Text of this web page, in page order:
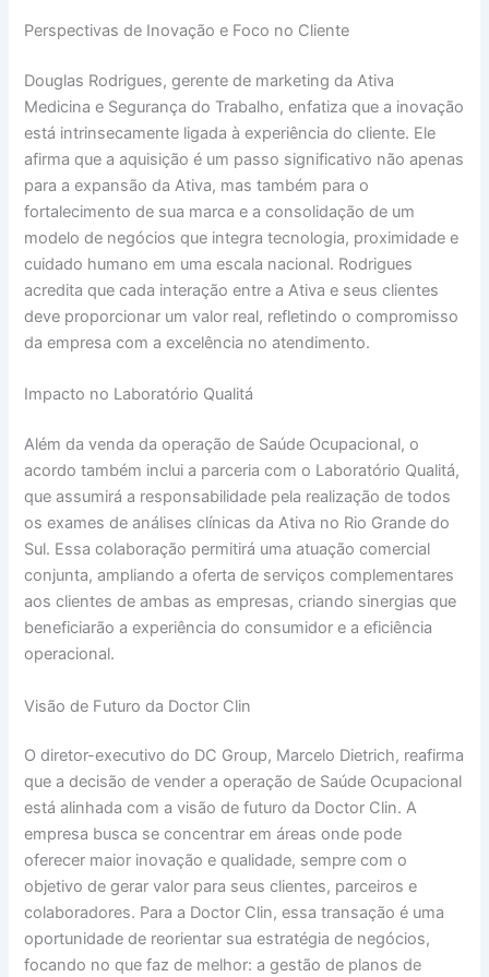
Perspectivas de Inovação e Foco no Cliente
Douglas Rodrigues, gerente de marketing da Ativa
Medicina e Segurança do Trabalho, enfatiza que a inovação
está intrinsecamente ligada à experiência do cliente. Ele
afirma que a aquisição é um passo significativo não apenas
para a expansão da Ativa, mas também para o
fortalecimento de sua marca e a consolidação de um
modelo de negócios que integra tecnologia, proximidade e
cuidado humano em uma escala nacional. Rodrigues
acredita que cada interação entre a Ativa e seus clientes
deve proporcionar um valor real, refletindo o compromisso
da empresa com a excelência no atendimento.
Impacto no Laboratório Qualitá
Além da venda da operação de Saúde Ocupacional, o
acordo também inclui a parceria com o Laboratório Qualitá,
que assumirá a responsabilidade pela realização de todos
os exames de análises clínicas da Ativa no Rio Grande do
Sul. Essa colaboração permitirá uma atuação comercial
conjunta, ampliando a oferta de serviços complementares
aos clientes de ambas as empresas, criando sinergias que
beneficiarão a experiência do consumidor e a eficiência
operacional.
Visão de Futuro da Doctor Clin
O diretor-executivo do DC Group, Marcelo Dietrich, reafirma
que a decisão de vender a operação de Saúde Ocupacional
está alinhada com a visão de futuro da Doctor Clin. A
empresa busca se concentrar em áreas onde pode
oferecer maior inovação e qualidade, sempre com o
objetivo de gerar valor para seus clientes, parceiros e
colaboradores. Para a Doctor Clin, essa transação é uma
oportunidade de reorientar sua estratégia de negócios,
focando no que faz de melhor: a gestão de planos de